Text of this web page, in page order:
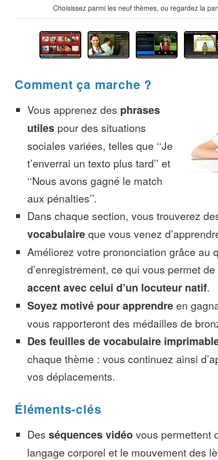
Choisissez parmi les neuf thèmes, ou regardez la
Comment ça marche ?
Vous apprenez des phrases
utiles pour des situations
sociales variées, telles que ‘‘Je
t’enverrai un texto plus tard’’ et
‘‘Nous avons gagné le match
aux pénalties’’.
Dans chaque section, vous trouverez
vocabulaire que vous venez
Améliorez votre prononciation grâce au
d’enregistrement, ce qui vous permet de
accent avec celui d’un locuteur natif.
Soyez motivé pour apprendre en
vous rapporteront des médailles de
Des feuilles de vocabulaire
chaque thème : vous continuez ainsi
vos déplacements.
Éléments-clés
Des séquences vidéo vous permettent
langage corporel et le mouvement des